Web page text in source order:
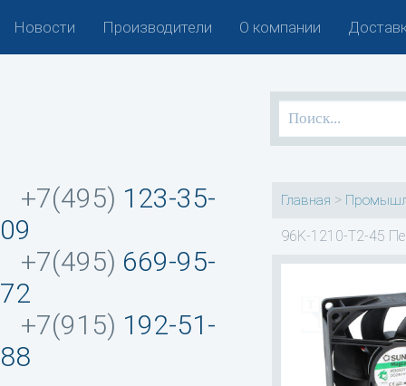
Новости Производители О компании
+7(495) 123-35-
09
+7(495) 669-95-
72
+7(915) 192-51-
88
Главная >
96K-1210-T2-45